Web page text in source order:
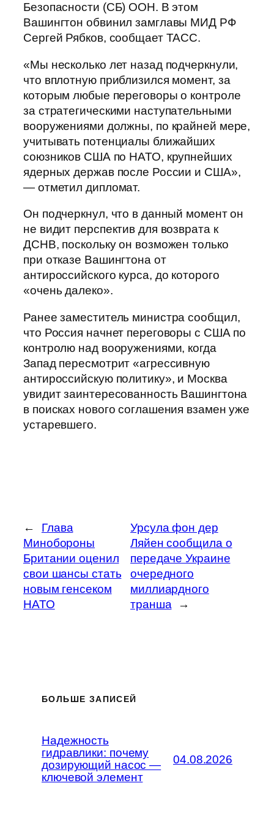
Безопасности (СБ) ООН. В этом
Вашингтон обвинил замглавы МИД РФ
Сергей Рябков, сообщает ТАСС.
«Мы несколько лет назад подчеркнули,
что вплотную приблизился момент, за
которым любые переговоры о контроле
за стратегическими наступательными
вооружениями должны, по крайней мере,
учитывать потенциалы ближайших
союзников США по НАТО, крупнейших
ядерных держав после России и США»,
— отметил дипломат.
Он подчеркнул, что в данный момент он
не видит перспектив для возврата к
ДСНВ, поскольку он возможен только
при отказе Вашингтона от
антироссийского курса, до которого
«очень далеко».
Ранее заместитель министра сообщил,
что Россия начнет переговоры с США по
контролю над вооружениями, когда
Запад пересмотрит «агрессивную
антироссийскую политику», и Москва
увидит заинтересованность Вашингтона
в поисках нового соглашения взамен уже
устаревшего.
←
Глава
Минобороны
Британии оценил
свои шансы стать
новым генсеком
НАТО
Урсула фон дер
Ляйен сообщила о
передаче Украине
очередного
миллиардного
транша
→
БОЛЬШЕ ЗАПИСЕЙ
Надежность
гидравлики: почему
дозирующий насос —
ключевой элемент
04.08.2026